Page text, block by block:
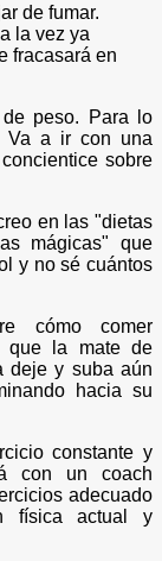
de fumar.
la vez ya
fracasará en
peso. Para lo
Va a ir con una
sobre
en las "dietas
mágicas" que
y no sé cuántos
cómo comer
que la mate de
deje y suba aún
hacia su
constante y
con un coach
adecuado
física actual y